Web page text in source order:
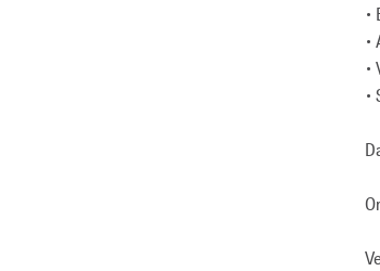
•
•
•
•